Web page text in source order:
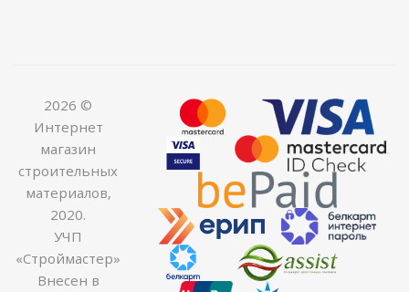
2026 ©
Интернет
магазин
строительных
материалов,
2020.
УЧП
«Строймастер»
Внесен в